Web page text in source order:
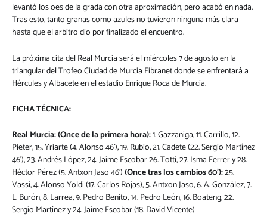
levantó los oes de la grada con otra aproximación, pero acabó en nada.
Tras esto, tanto granas como azules no tuvieron ninguna más clara
hasta que el arbitro dio por finalizado el encuentro.
La próxima cita del Real Murcia será el miércoles 7 de agosto en la
triangular del Trofeo Ciudad de Murcia Fibranet donde se enfrentará a
Hércules y Albacete en el estadio Enrique Roca de Murcia.
FICHA TÉCNICA:
Real Murcia:(Once de la primera hora):1. Gazzaniga, 11. Carrillo, 12.
Pieter, 15. Yriarte (4. Alonso 46’), 19. Rubio, 21. Cadete (22. Sergio Martínez
46’), 23. Andrés López, 24. Jaime Escobar 26. Totti, 27. Isma Ferrer y 28.
Héctor Pérez (5. Antxon Jaso 46’)(Once tras los cambios 60’):25.
Vassi, 4. Alonso Yoldi (17. Carlos Rojas), 5. Antxon Jaso, 6. A. González, 7.
L. Burón, 8. Larrea, 9. Pedro Benito, 14. Pedro León, 16. Boateng, 22.
Sergio Martínez y 24. Jaime Escobar (18. David Vicente)